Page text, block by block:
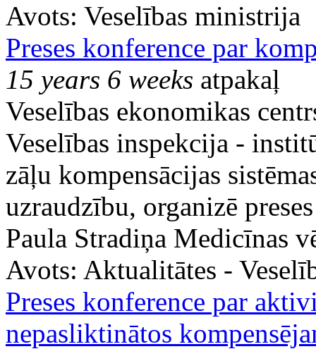
Avots: Veselības ministrija
Preses konference par
15 years 6 weeks atpakaļ
Veselības ekonomikas
Veselības inspekcija -
zāļu kompensācijas
uzraudzību, organizē
Paula Stradiņa Medicīnas
Avots: Aktualitātes -
Preses konference par
nepasliktinātos